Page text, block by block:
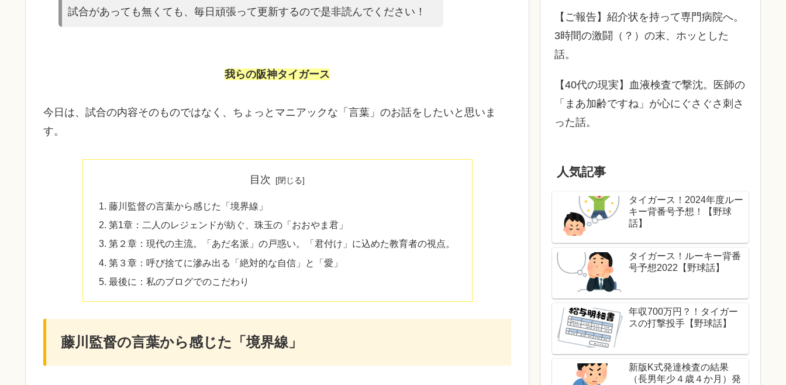
試合があっても無くても、毎日頑張って更新するので是非読んでください！
我らの阪神タイガース
今日は、試合の内容そのものではなく、ちょっとマニアックな「言葉」のお話をしたいと思いま
す。
目次
​藤川監督の言葉から感じた「境界線」
第1章：二人のレジェンドが紡ぐ、珠玉の「おおやま君」
第２章：現代の主流。「あだ名派」の戸惑い。「君付け」に込めた教育者の視点。
​第３章：呼び捨てに滲み出る「絶対的な自信」と「愛」
最後に：私のブログでのこだわり
​藤川監督の言葉から感じた「境界線」
​【ご報告】紹介状を持って専門病院へ。
3時間の激闘（？）の末、ホッとした
話。
【40代の現実】血液検査で撃沈。医師の
「まあ加齢ですね」が心にぐさぐさ刺さ
った話。
人気記事
タイガース！2024年度ルー
キー背番号予想！【野球
話】
タイガース！ルーキー背番
号予想2022【野球話】
年収700万円？！タイガー
スの打撃投手【野球話】
新版K式発達検査の結果
（長男年少４歳４か月）発